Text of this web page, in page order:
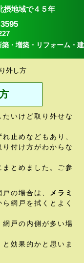
・増築・リフォーム・建
摂地域で４５年
外し方
いけど取り外せな
止めなどもあり、
付け方がわからな
とめました。ご参
の場合は、
メラミ
網戸を拭くとよく
戸の内側が多い場
効果的かと思いま